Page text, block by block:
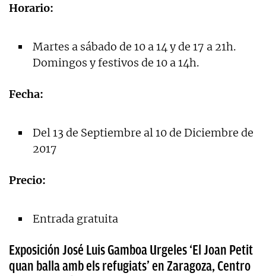
Horario:
Martes a sábado de 10 a 14 y de 17 a 21h.
Domingos y festivos de 10 a 14h.
Fecha:
Del 13 de Septiembre al 10 de Diciembre de
2017
Precio:
Entrada gratuita
Exposición José Luis Gamboa Urgeles ‘El Joan Petit
quan balla amb els refugiats’ en Zaragoza, Centro